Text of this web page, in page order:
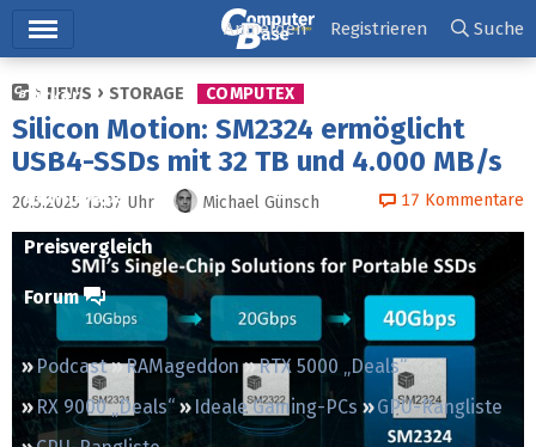
Ticker
Tests
Downloads
Preisvergleich
Forum
Podcast RAMageddon
RTX 5000 „Deals“
RX 9000 „Deals“
Ideale Gaming-PCs
GPU-Rangliste
Anmelden Registrieren Suche
NEWS STORAGE COMPUTEX
Silicon Motion: SM2324 ermöglicht
USB4-SSDs mit 32 TB und 4.000 MB/s
20.5.2025 13:37 Uhr Michael Günsch 17 Kommentare